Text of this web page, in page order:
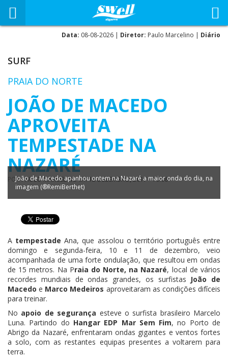
Data: 08-08-2026 | Diretor: Paulo Marcelino | Diário
SURF
PRAIA DO NORTE
JOÃO DE MACEDO
APROVEITA
TEMPESTADE NA
NAZARÉ
PORPAULO MARCELINOEM12 DEZEMBRO, 2017 - 10:08
João de Macedo apanhou ontem na Nazaré a maior onda do dia, na
imagem (®RemiBerthet)
A tempestade Ana, que assolou o território português entre
domingo e segunda-feira, 10 e 11 de dezembro, veio
acompanhada de uma forte ondulação, que resultou em ondas
de 15 metros. Na Praia do Norte, na Nazaré, local de vários
recordes mundiais de ondas grandes, os surfistas João de
Macedo e Marco Medeiros aproveitaram as condições difíceis
para treinar.
No apoio de segurança esteve o surfista brasileiro Marcelo
Luna. Partindo do Hangar EDP Mar Sem Fim, no Porto de
Abrigo da Nazaré, enfrentaram ondas gigantes e ventos fortes
a solo, com as restantes equipas presentes a voltarem para
terra.